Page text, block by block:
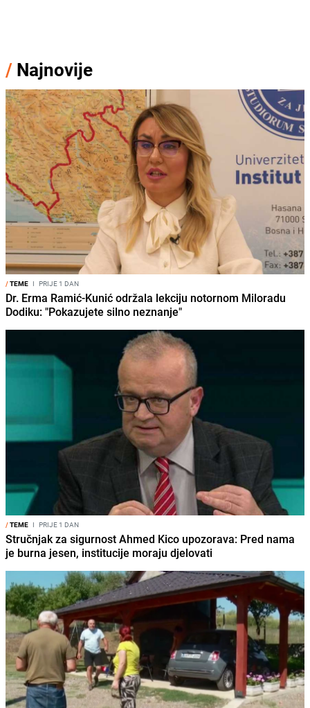
/ Najnovije
/TEME I PRIJE 1 DAN
Dr. Erma Ramić-Kunić održala lekciju notornom Miloradu
Dodiku: "Pokazujete silno neznanje"
/TEME I PRIJE 1 DAN
Stručnjak za sigurnost Ahmed Kico upozorava: Pred nama
je burna jesen, institucije moraju djelovati